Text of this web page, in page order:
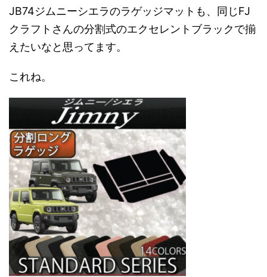
JB74ジムニーシエラのラゲッジマットも、同じFJ
クラフトさんの分割式のエクセレントブラックで揃
えたいなと思ってます。
これね。